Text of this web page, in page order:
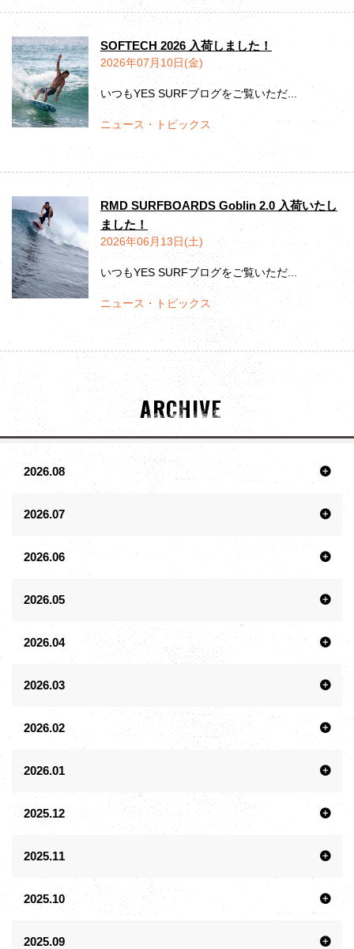
SOFTECH 2026 入荷しました！
2026年07月10日(金)
いつもYES SURFブログをご覧いただ...
ニュース・トピックス
RMD SURFBOARDS Goblin 2.0 入荷いたし
ました！
2026年06月13日(土)
いつもYES SURFブログをご覧いただ...
ニュース・トピックス
ARCHIVE
2026.08
2026.07
2026.06
2026.05
2026.04
2026.03
2026.02
2026.01
2025.12
2025.11
2025.10
2025.09